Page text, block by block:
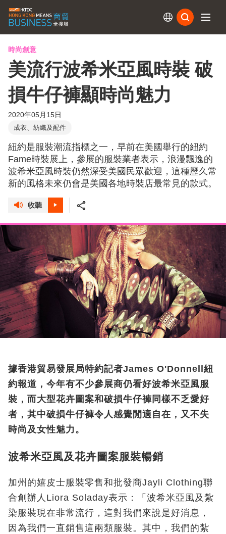
時尚創意
美流行波希米亞風時裝 破
損牛仔褲顯時尚魅力
2020年05月15日
成衣、紡織及配件
紐約是服裝潮流指標之一，早前在美國舉行的紐約
Fame時裝展上，參展的服裝業者表示，浪漫飄逸的
波希米亞風時裝仍然深受美國民眾歡迎，這種歷久常
新的風格未來仍會是美國各地時裝店最常見的款式。
收聽
據香港貿易發展局特約記者James O'Donnell紐
約報道，今年有不少參展商仍看好波希米亞風服
裝，而大型花卉圖案和破損牛仔褲同樣不乏愛好
者，其中破損牛仔褲令人感覺閒適自在，又不失
時尚及女性魅力。
波希米亞風及花卉圖案服裝暢銷
加州的嬉皮士服裝零售和批發商Jayli Clothing聯
合創辦人Liora Soladay表示：「波希米亞風及紮
染服裝現在非常流行，這對我們來說是好消息，
因為我們一直銷售這兩類服裝。其中，我們的紮